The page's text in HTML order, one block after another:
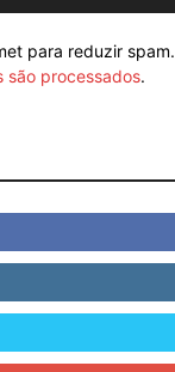
para reduzir spam.
são processados.